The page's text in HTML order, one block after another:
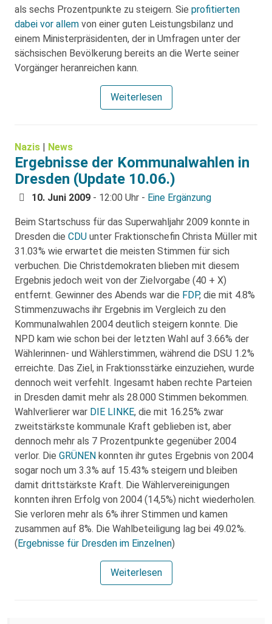
als sechs Prozentpunkte zu steigern. Sie profitierten
dabei vor allem von einer guten Leistungsbilanz und
einem Ministerpräsidenten, der in Umfragen unter der
sächsischen Bevölkerung bereits an die Werte seiner
Vorgänger heranreichen kann.
Weiterlesen
Nazis News
Ergebnisse der Kommunalwahlen in
Dresden (Update 10.06.)
10. Juni 2009 - 12:00 Uhr - Eine Ergänzung
Beim Startschuss für das Superwahljahr 2009 konnte in
Dresden die CDU unter Fraktionschefin Christa Müller mit
31.03% wie erwartet die meisten Stimmen für sich
verbuchen. Die Christdemokraten blieben mit diesem
Ergebnis jedoch weit von der Zielvorgabe (40 + X)
entfernt. Gewinner des Abends war die FDP, die mit 4.8%
Stimmenzuwachs ihr Ergebnis im Vergleich zu den
Kommunalwahlen 2004 deutlich steigern konnte. Die
NPD kam wie schon bei der letzten Wahl auf 3.66% der
Wählerinnen- und Wählerstimmen, während die DSU 1.2%
erreichte. Das Ziel, in Fraktionsstärke einzuziehen, wurde
dennoch weit verfehlt. Ingesamt haben rechte Parteien
in Dresden damit mehr als 28.000 Stimmen bekommen.
Wahlverlierer war DIE LINKE, die mit 16.25% zwar
zweitstärkste kommunale Kraft geblieben ist, aber
dennoch mehr als 7 Prozentpunkte gegenüber 2004
verlor. Die GRÜNEN konnten ihr gutes Ergebnis von 2004
sogar noch um 3.3% auf 15.43% steigern und bleiben
damit drittstärkste Kraft. Die Wählervereinigungen
konnten ihren Erfolg von 2004 (14,5%) nicht wiederholen.
Sie verloren mehr als 6% ihrer Stimmen und kamen
zusammen auf 8%. Die Wahlbeteiligung lag bei 49.02%.
( Ergebnisse für Dresden im Einzelnen)
Weiterlesen